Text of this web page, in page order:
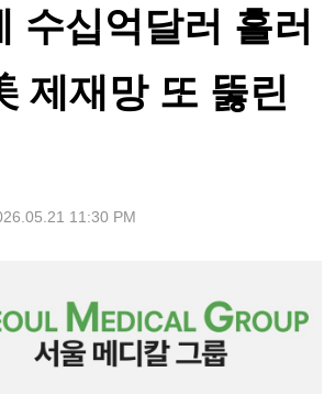
수십억달러 흘러
제재망 또 뚫린
11:30 PM